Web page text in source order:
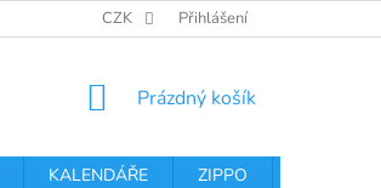
PODMÍNKY OCHRANY OSOBNÍCH
CZK Přihlášení
NÁKUPNÍ
Prázdný košík
KALENDÁŘE ZIPPO